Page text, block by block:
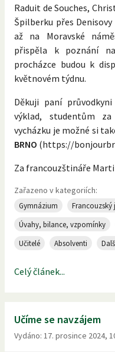
Raduit de Souches,
Špilberku přes
až na Moravské
přispěla k poznání
procházce budou k
květnovém týdnu.
Děkuji paní
výklad, studentům
vycházku je možné si
BRNO (https://
Za francouzštináře
Zařazeno v kategoriích:
Gymnázium Francouzský
Úvahy, bilance, vzpomínky
Učitelé
Absolventi
Celý článek...
Učíme se navzájem
Vydáno: 17. prosince 2024,